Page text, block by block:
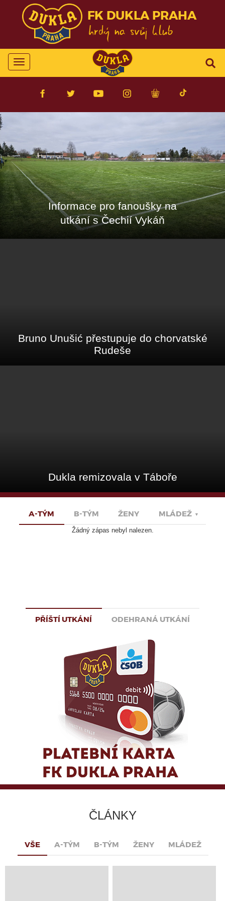
FK DUKLA PRAHA
Toggle
navigation
Informace pro fanoušky na
utkání s Čechií Vykáň
Bruno Unušić přestupuje do chorvatské
Rudeše
Dukla remizovala v Táboře
A-TÝM B-TÝM ŽENY MLÁDEŽ ▼
Žádný zápas nebyl nalezen.
PŘÍŠTÍ UTKÁNÍ ODEHRANÁ UTKÁNÍ
ČLÁNKY
VŠE A-TÝM B-TÝM ŽENY MLÁDEŽ